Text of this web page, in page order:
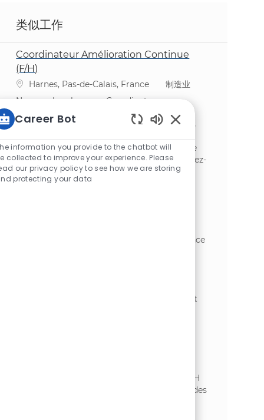
类似工作
Coordinateur Amélioration Continue
(F/H)
位置Harnes, Pas-de-Calais, France 类别
制造业
Nous recherchons un Coordinateur
Amélioration Continue (F/H) pour rejoindre
notre équipe dynamique chez McCain. Vous
opérations industrielles et la mise en œuvre
de projets d'amélioration continue. Rejoignez-
nous pour faire la différence !
Nous recherchons un Technicien Maintenance
réparation des installations techniques, tout
Nous recherchons un Électromécanicien F/H
pour garantir la performance et la fiabilité des
Career Bot
information you provide to the chatbot will
collected to improve your experience. Please
our privacy policy to see how we are storing
protecting your data